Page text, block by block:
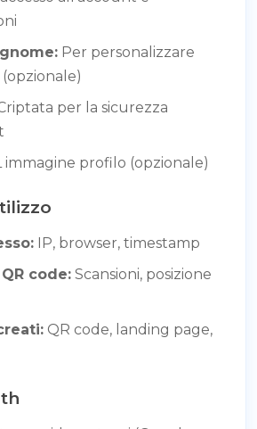
Per personalizzare
(opzionale)
per la sicurezza
immagine profilo (opzionale)
IP, browser, timestamp
code: Scansioni, posizione
QR code, landing page,